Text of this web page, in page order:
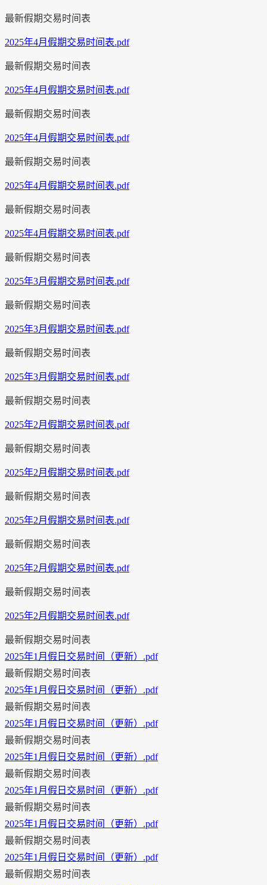
最新假期交易时间表
2025年4月假期交易时间表.pdf
最新假期交易时间表
2025年4月假期交易时间表.pdf
最新假期交易时间表
2025年4月假期交易时间表.pdf
最新假期交易时间表
2025年4月假期交易时间表.pdf
最新假期交易时间表
2025年4月假期交易时间表.pdf
最新假期交易时间表
2025年3月假期交易时间表.pdf
最新假期交易时间表
2025年3月假期交易时间表.pdf
最新假期交易时间表
2025年3月假期交易时间表.pdf
最新假期交易时间表
2025年2月假期交易时间表.pdf
最新假期交易时间表
2025年2月假期交易时间表.pdf
最新假期交易时间表
2025年2月假期交易时间表.pdf
最新假期交易时间表
2025年2月假期交易时间表.pdf
最新假期交易时间表
2025年2月假期交易时间表.pdf
最新假期交易时间表
2025年1月假日交易时间（更新）.pdf
最新假期交易时间表
2025年1月假日交易时间（更新）.pdf
最新假期交易时间表
2025年1月假日交易时间（更新）.pdf
最新假期交易时间表
2025年1月假日交易时间（更新）.pdf
最新假期交易时间表
2025年1月假日交易时间（更新）.pdf
最新假期交易时间表
2025年1月假日交易时间（更新）.pdf
最新假期交易时间表
2025年1月假日交易时间（更新）.pdf
最新假期交易时间表